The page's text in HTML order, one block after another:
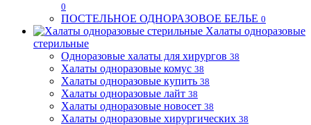
0
ПОСТЕЛЬНОЕ ОДНОРАЗОВОЕ БЕЛЬЕ 0
Халаты одноразовые
стерильные
Одноразовые халаты для хирургов 38
Халаты одноразовые комус 38
Халаты одноразовые купить 38
Халаты одноразовые лайт 38
Халаты одноразовые новосет 38
Халаты одноразовые хирургических 38